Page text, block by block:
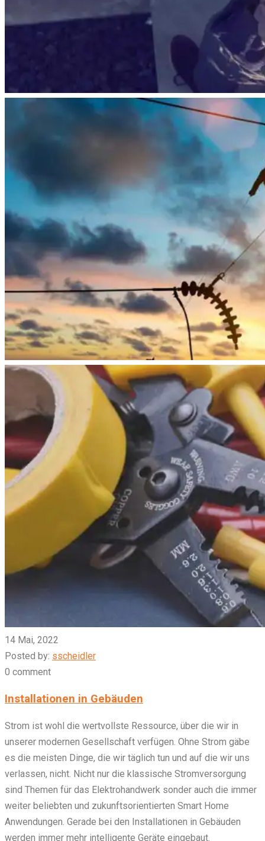
14 Mai, 2022
Posted by: sscheidler
0 comment
Installationen in Gebäuden
Strom ist wohl die wertvollste Ressource, über die wir in
unserer modernen Gesellschaft verfügen. Ohne Strom gäbe
es die meisten Dinge, die wir täglich tun und auf die wir uns
verlassen, nicht. Nicht nur die klassische Stromversorgung
sind Themen für das Elektrohandwerk sonder auch die immer
weiter beliebten und zukunftsorientierten Smart Home
Anwendungen. Gerade bei den Installationen in Gebäuden
werden immer mehr intelligente Geräte eingebaut.